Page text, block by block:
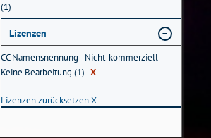
(1)
Lizenzen
CC Namensnennung - Nicht-kommerziell -
Keine Bearbeitung (1) X
Lizenzen zurücksetzenX